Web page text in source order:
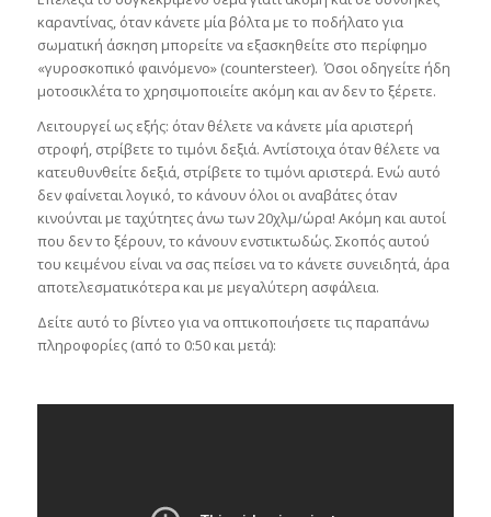
καραντίνας, όταν κάνετε μία βόλτα με το ποδήλατο για
σωματική άσκηση μπορείτε να εξασκηθείτε στο περίφημο
«γυροσκοπικό φαινόμενο» (countersteer). Όσοι οδηγείτε ήδη
μοτοσικλέτα το χρησιμοποιείτε ακόμη και αν δεν το ξέρετε.
Λειτουργεί ως εξής: όταν θέλετε να κάνετε μία αριστερή
στροφή, στρίβετε το τιμόνι δεξιά. Αντίστοιχα όταν θέλετε να
κατευθυνθείτε δεξιά, στρίβετε το τιμόνι αριστερά. Ενώ αυτό
δεν φαίνεται λογικό, το κάνουν όλοι οι αναβάτες όταν
κινούνται με ταχύτητες άνω των 20χλμ/ώρα! Ακόμη και αυτοί
που δεν το ξέρουν, το κάνουν ενστικτωδώς. Σκοπός αυτού
του κειμένου είναι να σας πείσει να το κάνετε συνειδητά, άρα
αποτελεσματικότερα και με μεγαλύτερη ασφάλεια.
Δείτε αυτό το βίντεο για να οπτικοποιήσετε τις παραπάνω
πληροφορίες (από το 0:50 και μετά):